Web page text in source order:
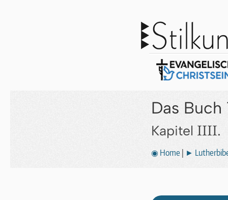
Das
Kapitel IIII.
◉ Home ►